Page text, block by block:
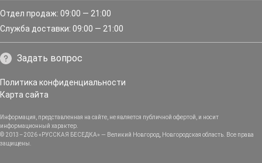
Отдел продаж: 09:00 — 21:00
Служба доставки: 09:00 — 21:00
Задать вопрос
Политика конфиденциальности
Карта сайта
© 2013–2026 «РУССКАЯ БЕСЕДКА» — Великий Новгород, Новгородская область. Все права
защищены.
Информация, представленная на сайте, не является публичной офертой, и носит
информационный характер.